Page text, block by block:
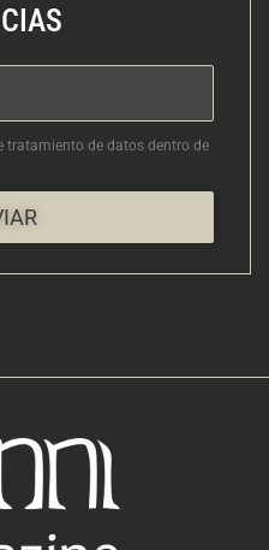
tratamiento de datos dentro de